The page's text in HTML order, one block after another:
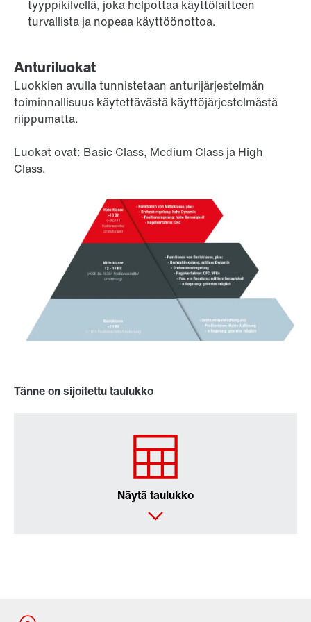
tyyppikilvellä, joka helpottaa käyttölaitteen
turvallista ja nopeaa käyttöönottoa.
Anturiluokat
Luokkien avulla tunnistetaan anturijärjestelmän
toiminnallisuus käytettävästä käyttöjärjestelmästä
riippumatta.
Luokat ovat: Basic Class, Medium Class ja High
Class.
Tänne on sijoitettu taulukko
Näytä taulukko